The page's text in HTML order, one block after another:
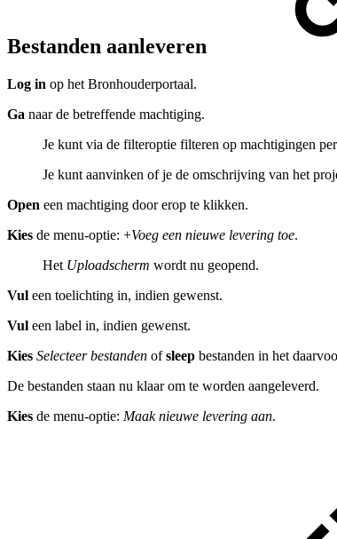
Bestanden aanleveren
Log in op het Bronhouderportaal.
Ga naar de betreffende machtiging.
Je kunt via de filteroptie filteren op machtigingen
Je kunt aanvinken of je de omschrijving van het
Open een machtiging door erop te klikken.
Kies de menu-optie: +Voeg een nieuwe levering toe.
Het Uploadscherm wordt nu geopend.
Vul een toelichting in, indien gewenst.
Vul een label in, indien gewenst.
Kies Selecteer bestanden ofsleep bestanden in het
De bestanden staan nu klaar om te worden aangeleverd.
Kies de menu-optie: Maak nieuwe levering aan.